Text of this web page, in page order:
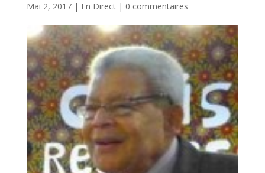
Mai 2, 2017| En Direct| 0 commentaires